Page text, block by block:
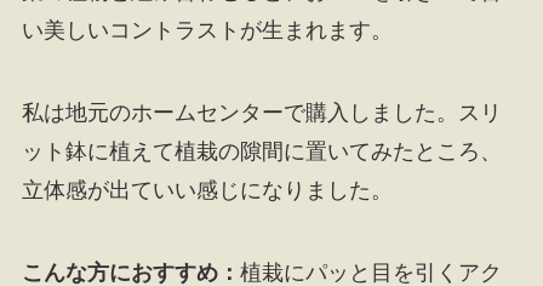
い美しいコントラストが生まれます。
私は地元のホームセンターで購入しました。スリ
ット鉢に植えて植栽の隙間に置いてみたところ、
立体感が出ていい感じになりました。
こんな方におすすめ： 植栽にパッと目を引くアク